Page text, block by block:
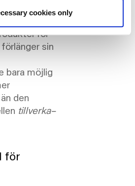
cookies only
att
rör
sin
bara möjlig
den
tillverka–
för